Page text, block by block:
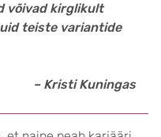
võivad kirglikult
teiste variantide
– Kristi Kuningas